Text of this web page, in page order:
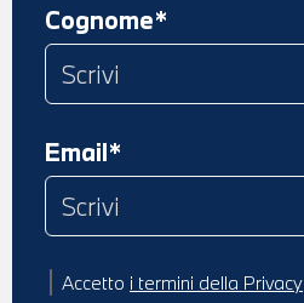
Cognome*
Email*
Accetto i termini della Privacy